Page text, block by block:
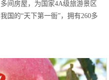
我国的“天下第一衙”，拥有260多